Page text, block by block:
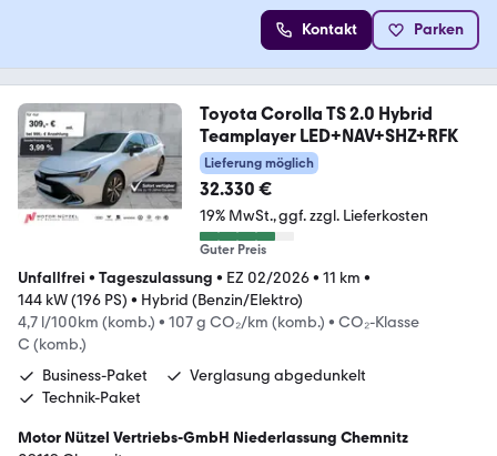
Kontakt Parken
Toyota Corolla TS 2.0 Hybrid
Teamplayer LED+NAV+SHZ+RFK
Lieferung möglich
32.330 €
19% MwSt. ggf. zzgl. Lieferkosten
Guter Preis
Unfallfrei • Tageszulassung • EZ 02/2026• 11 km •
144 kW (196 PS) • Hybrid (Benzin/Elektro)
4,7 l/100km (komb.) • 107 g CO₂/km (komb.) • CO₂-Klasse
C (komb.)
Business-Paket
Verglasung abgedunkelt
Technik-Paket
Motor Nützel Vertriebs-GmbH Niederlassung Chemnitz